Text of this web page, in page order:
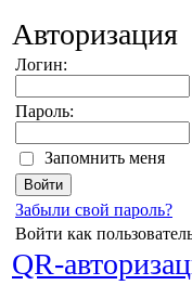
Авторизация
Логин:
Пароль:
Запомнить меня
Забыли свой пароль?
Войти как
QR-